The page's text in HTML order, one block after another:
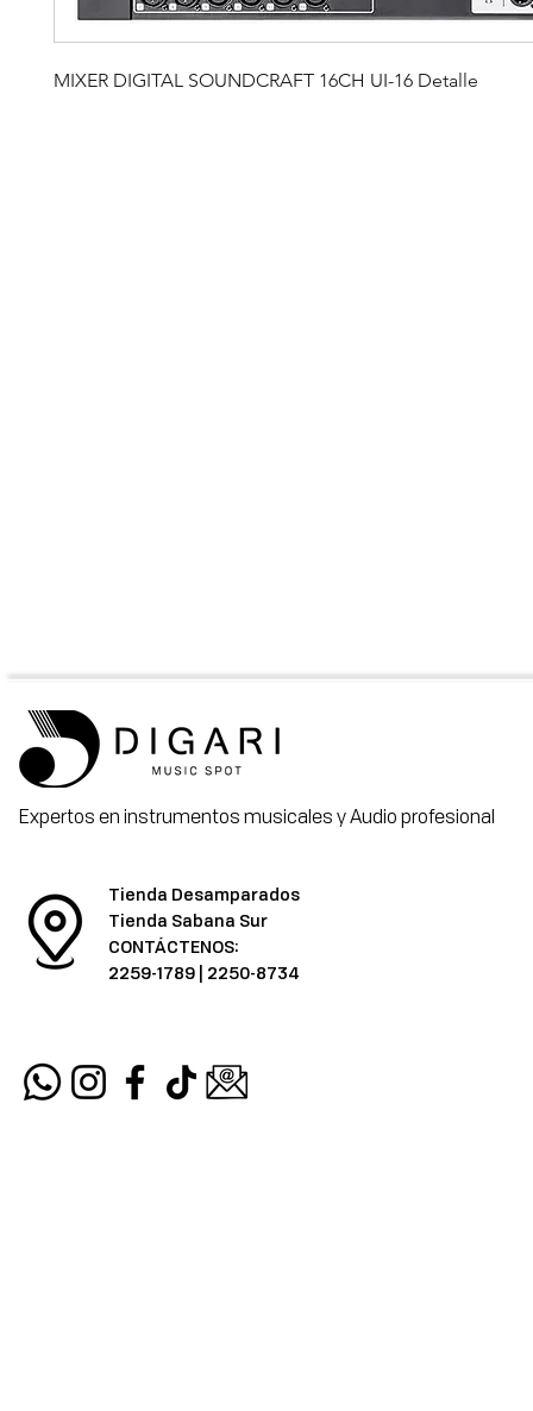
MIXER DIGITAL SOUNDCRAFT 16CH UI-16 Detalle
Expertos en instrumentos musicales y Audio profesional
Tienda Desamparados
Tienda Sabana Sur
CONTÁCTENOS:
2259-1789 | 2250-8734